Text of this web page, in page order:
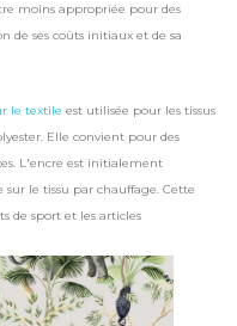
moins appropriée pour des
de ses coûts initiaux et de sa
le textile est utilisée pour les tissus
Elle convient pour des
L'encre est initialement
le tissu par chauffage. Cette
de sport et les articles